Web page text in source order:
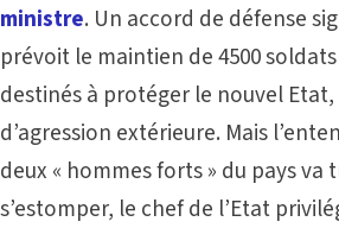
ministre. Un accord de défense
prévoit le maintien de 4500
destinés à protéger le nouvel Etat,
d’agression extérieure. Mais
deux « hommes forts » du pays va
s’estomper, le chef de l’Etat